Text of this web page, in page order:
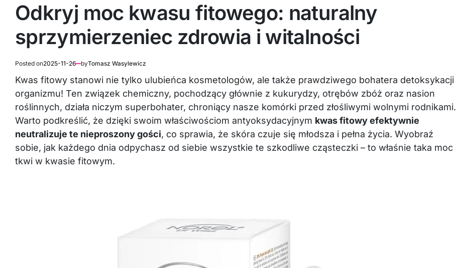
Odkryj moc kwasu fitowego: naturalny
sprzymierzeniec zdrowia i witalności
Posted on2025-11-26 byTomasz Wasylewicz
Kwas fitowy stanowi nie tylko ulubieńca kosmetologów, ale także prawdziwego bohatera detoksykacji
organizmu! Ten związek chemiczny, pochodzący głównie z kukurydzy, otrębów zbóż oraz nasion
roślinnych, działa niczym superbohater, chroniący nasze komórki przed złośliwymi wolnymi rodnikami.
Warto podkreślić, że dzięki swoim właściwościom antyoksydacyjnym kwas fitowy efektywnie
neutralizuje te nieproszony gości, co sprawia, że skóra czuje się młodsza i pełna życia. Wyobraź
sobie, jak każdego dnia odpychasz od siebie wszystkie te szkodliwe cząsteczki – to właśnie taka moc
tkwi w kwasie fitowym.